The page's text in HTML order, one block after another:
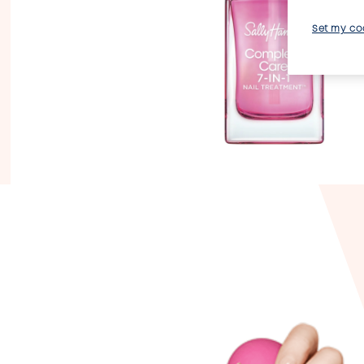
Set my